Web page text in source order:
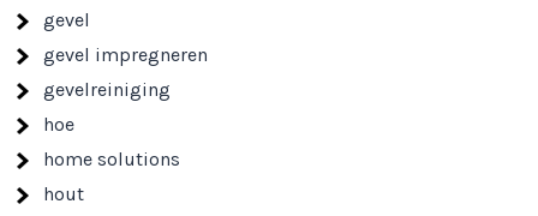
gevel
gevel impregneren
gevelreiniging
hoe
home solutions
hout